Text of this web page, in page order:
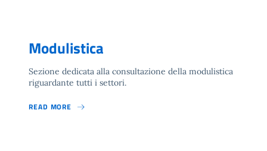
Modulistica
Sezione dedicata alla consultazione della modulistica
riguardante tutti i settori.
READ MORE